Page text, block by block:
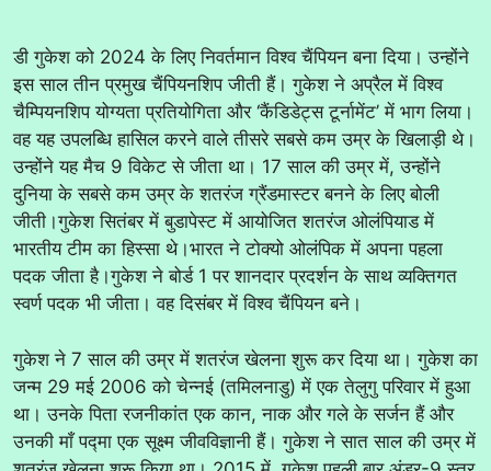
डी गुकेश को 2024 के लिए निवर्तमान विश्व चैंपियन बना दिया। उन्होंने
इस साल तीन प्रमुख चैंपियनशिप जीती हैं। गुकेश ने अप्रैल में विश्व
चैम्पियनशिप योग्यता प्रतियोगिता और ‘कैंडिडेट्स टूर्नामेंट’ में भाग लिया।
वह यह उपलब्धि हासिल करने वाले तीसरे सबसे कम उम्र के खिलाड़ी थे।
उन्होंने यह मैच 9 विकेट से जीता था। 17 साल की उम्र में, उन्होंने
दुनिया के सबसे कम उम्र के शतरंज ग्रैंडमास्टर बनने के लिए बोली
जीती।गुकेश सितंबर में बुडापेस्ट में आयोजित शतरंज ओलंपियाड में
भारतीय टीम का हिस्सा थे।भारत ने टोक्यो ओलंपिक में अपना पहला
पदक जीता है।गुकेश ने बोर्ड 1 पर शानदार प्रदर्शन के साथ व्यक्तिगत
स्वर्ण पदक भी जीता। वह दिसंबर में विश्व चैंपियन बने।
गुकेश ने 7 साल की उम्र में शतरंज खेलना शुरू कर दिया था। गुकेश का
जन्म 29 मई 2006 को चेन्नई (तमिलनाडु) में एक तेलुगु परिवार में हुआ
था। उनके पिता रजनीकांत एक कान, नाक और गले के सर्जन हैं और
उनकी माँ पद्मा एक सूक्ष्म जीवविज्ञानी हैं। गुकेश ने सात साल की उम्र में